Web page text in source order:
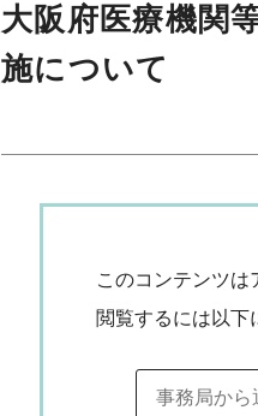
大阪府医療機関
施について
このコンテンツは
閲覧するには以下